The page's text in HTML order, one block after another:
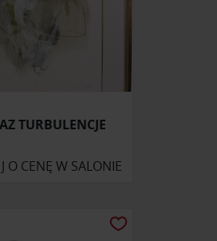
TURBULENCJE
O CENĘ W SALONIE